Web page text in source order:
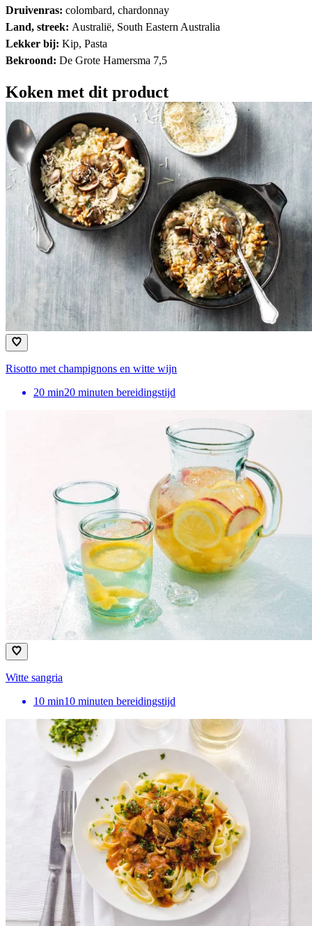
Druivenras: colombard, chardonnay
Land, streek: Australië, South Eastern Australia
Lekker bij: Kip, Pasta
Bekroond: De Grote Hamersma 7,5
Koken met dit product
Risotto met champignons en witte wijn
20 min20 minuten bereidingstijd
Witte sangria
10 min10 minuten bereidingstijd